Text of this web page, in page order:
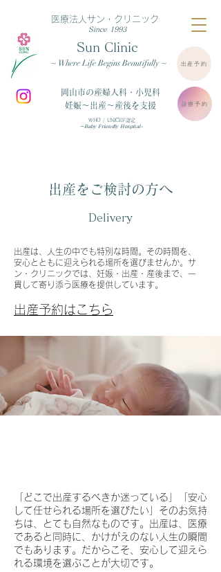
Since 1993
医療法人サン・クリニック
Sun Clinic
出産予約
~ Where Life Begins Beautifully ~
診療予約
岡山市の産婦人科・小児科
妊娠～出産～産後を支援
WHO / UNICEF認定
～Baby Friendly Hospital~
出産をご検討の方へ
Delivery
出産は、人生の中でも特別な時間。その時間を、
安心とともに迎えられる場所を選びませんか。サ
ン・クリニックでは、妊娠・出産・産後まで、一
貫して寄り添う医療を提供しています。
出産予約はこちら
「どこで出産するべきか迷っている」「安心
して任せられる場所を選びたい」そのお気持
ちは、とても自然なものです。出産は、医療
であると同時に、かけがえのない人生の瞬間
でもあります。だからこそ、安心して迎えら
れる環境を選ぶことが大切です。